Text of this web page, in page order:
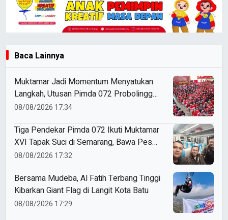
Baca Lainnya
Muktamar Jadi Momentum Menyatukan
Langkah, Utusan Pimda 072 Probolinggo
Bawa Harapan untuk Tapak Suci
08/08/2026 17:34
Tiga Pendekar Pimda 072 Ikuti Muktamar
XVI Tapak Suci di Semarang, Bawa Pesan
Penguatan Kaderisasi
08/08/2026 17:32
Bersama Mudeba, Al Fatih Terbang Tinggi
Kibarkan Giant Flag di Langit Kota Batu
08/08/2026 17:29